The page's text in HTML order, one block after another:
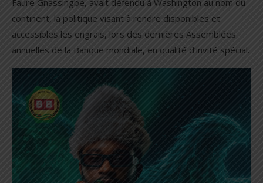
continent, la politique visant à rendre disponibles et
accessibles les engrais, lors des dernières Assemblées
annuelles de la Banque mondiale, en qualité d’invité spécial.